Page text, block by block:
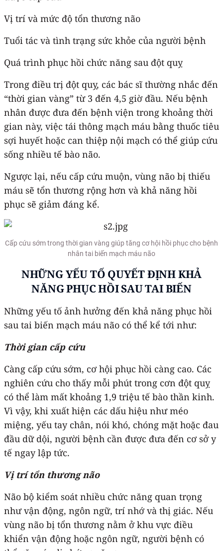
Vị trí và mức độ tổn thương não
Tuổi tác và tình trạng sức khỏe của người bệnh
Quá trình phục hồi chức năng sau đột quỵ
Trong điều trị đột quỵ, các bác sĩ thường nhắc đến
“thời gian vàng” từ 3 đến 4,5 giờ đầu. Nếu bệnh
nhân được đưa đến bệnh viện trong khoảng thời
gian này, việc tái thông mạch máu bằng thuốc tiêu
sợi huyết hoặc can thiệp nội mạch có thể giúp cứu
sống nhiều tế bào não.
Ngược lại, nếu cấp cứu muộn, vùng não bị thiếu
máu sẽ tổn thương rộng hơn và khả năng hồi
phục sẽ giảm đáng kể.
Cấp cứu sớm trong thời gian vàng giúp tăng cơ hội hồi phục cho bệnh
nhân tai biến mạch máu não
NHỮNG YẾU TỐ QUYẾT ĐỊNH KHẢ
NĂNG PHỤC HỒI SAU TAI BIẾN
Những yếu tố ảnh hưởng đến khả năng phục hồi
sau tai biến mạch máu não có thể kể tới như:
Thời gian cấp cứu
Càng cấp cứu sớm, cơ hội phục hồi càng cao. Các
nghiên cứu cho thấy mỗi phút trong cơn đột quỵ
có thể làm mất khoảng 1,9 triệu tế bào thần kinh.
Vì vậy, khi xuất hiện các dấu hiệu như méo
miệng, yếu tay chân, nói khó, chóng mặt hoặc đau
đầu dữ dội, người bệnh cần được đưa đến cơ sở y
tế ngay lập tức.
Vị trí tổn thương não
Não bộ kiểm soát nhiều chức năng quan trọng
như vận động, ngôn ngữ, trí nhớ và thị giác. Nếu
vùng não bị tổn thương nằm ở khu vực điều
khiển vận động hoặc ngôn ngữ, người bệnh có